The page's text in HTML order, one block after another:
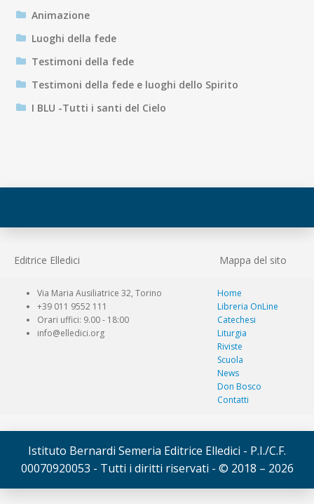
Animazione
Luoghi della fede
Testimoni della fede
Testimoni della fede e luoghi dello Spirito
I BLU -Tutti i santi del Cielo
Editrice Elledici Mappa del sito
Via Maria Ausiliatrice 32, Torino
+39 011 9552 111
Orari uffici: 9.00 - 18:00
info@elledici.org
Home
Libreria OnLine
Catechesi
Liturgia
Riviste
Scuola
News
Don Bosco
Contatti
Istituto Bernardi Semeria Editrice Elledici - P.I./C.F.
00070920053 - Tutti i diritti riservati - © 2018 – 2026